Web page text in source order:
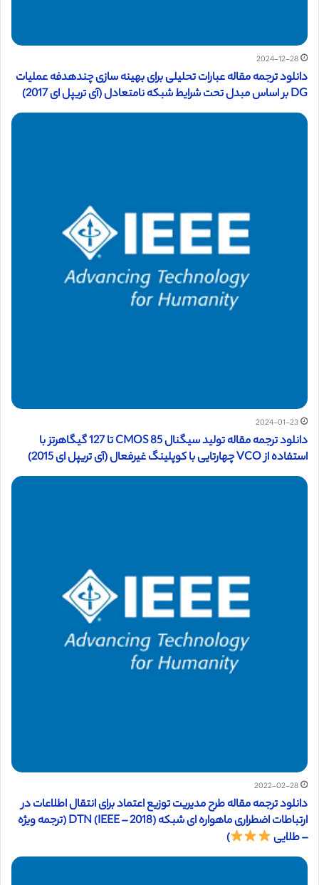
2024-12-28
دانلود ترجمه مقاله عبارات تحلیلی برای بهینه سازی چندهدفه عملیات
DG بر اساس مبدل تحت شرایط شبکه نامتعادل (آی تریپل ای 2017)
2024-01-23
دانلود ترجمه مقاله تولید سیگنال CMOS 85 تا 127 گیگاهرتز با
استفاده از VCO چهارتایی با کوپلینگ غیرفعال (آی تریپل ای 2015)
2022-02-28
دانلود ترجمه مقاله طرح مدیریت توزیع اعتماد برای انتقال اطلاعات در
ارتباطات اضطراری ماهواره ای شبكه DTN (IEEE – 2018) (ترجمه ویژه
– طلایی
)